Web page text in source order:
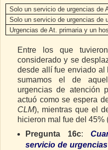
Solo un servicio de urgencias de
Solo un servicio de urgencias de
Urgencias de At. primaria y un
Entre los que
considerado y se
desde allí fue enviado al
sumamos el de
urgencias de atención
actuó como se espera
CLM), mientras que el
hicieron mal fue del 45%
Pregunta 16c:C
servicio de